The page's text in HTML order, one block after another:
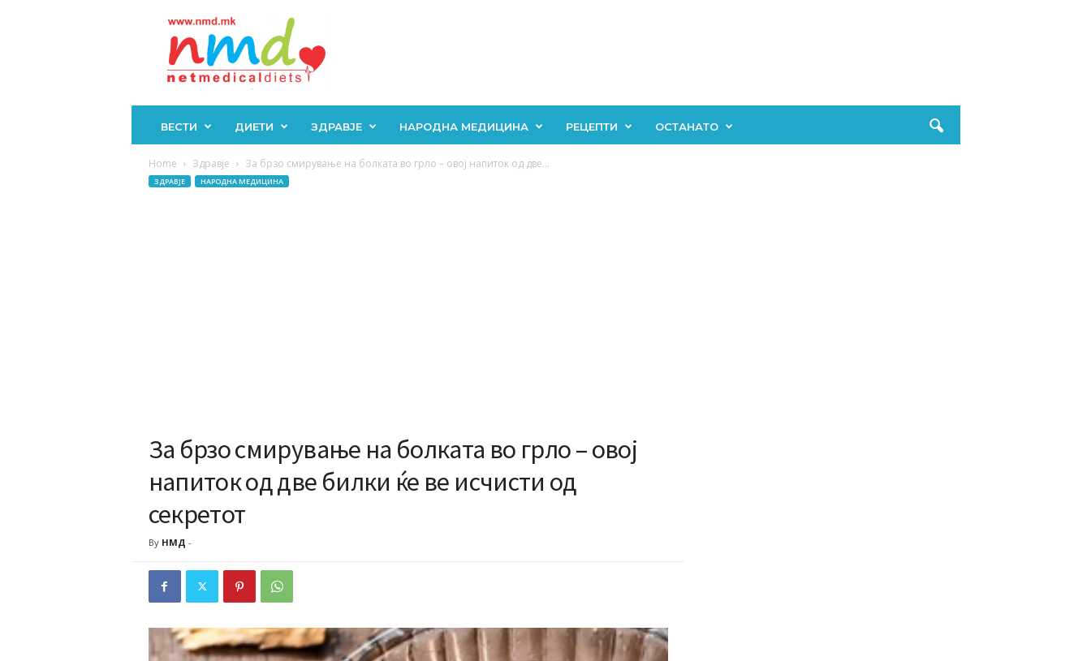
ВЕСТИ ДИЕТИ ЗДРАВЈЕ НАРОДНА МЕДИЦИНА РЕЦЕПТИ ОСТАНАТО
Home Здравје За брзо смирување на болката во грло – овој напиток од две...
ЗДРАВЈЕ НАРОДНА МЕДИЦИНА
За брзо смирување на болката во грло – овој
напиток од две билки ќе ве исчисти од
секретот
By НМД -